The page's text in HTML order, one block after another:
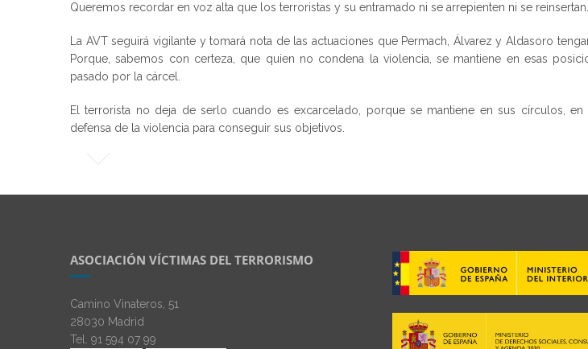
Queremos recordar en voz alta que los terroristas y su entramado ni se arrepienten ni se reinsertan.
La AVT seguirá vigilante y tomará nota de las actuaciones que Permach, Álvarez y Aldasoro
Porque, sabemos con certeza, que quien no condena la violencia, se mantiene en esas
pasado por la cárcel.
El terrorista no deja de serlo cuando es excarcelado, porque se mantiene en sus círculos,
defensa de la violencia para conseguir sus objetivos.
ASOCIACIÓN VÍCTIMAS DEL TERRORISMO
Camino Vinateros, 51
28030 Madrid
Tel. 91 594 07 99